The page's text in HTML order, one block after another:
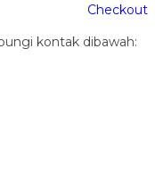
Checkout
kontak dibawah: